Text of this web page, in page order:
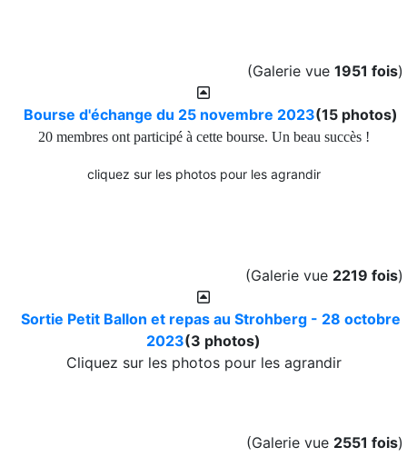
(Galerie vue 1951 fois)
Bourse d'échange du 25 novembre 2023(15 photos)
20 membres ont participé à cette bourse. Un beau succès !
cliquez sur les photos pour les agrandir
(Galerie vue 2219 fois)
Sortie Petit Ballon et repas au Strohberg - 28 octobre
2023(3 photos)
Cliquez sur les photos pour les agrandir
(Galerie vue 2551 fois)